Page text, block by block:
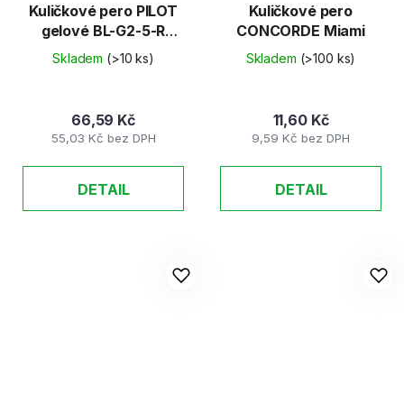
Kuličkové pero PILOT
gelové BL-G2-5-R
červené
Skladem (>10 ks)
55,03 Kč bez DPH
66,59 Kč
DETAIL
Kuličkové pero
CONCORDE Miami
Skladem (>100 ks)
9,59 Kč bez DPH
11,60 Kč
DETAIL